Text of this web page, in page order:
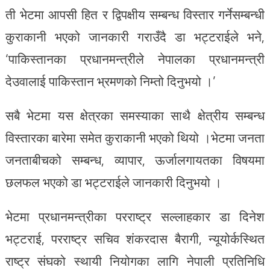
ती भेटमा आपसी हित र द्विपक्षीय सम्बन्ध विस्तार गर्नेसम्बन्धी
कुराकानी भएको जानकारी गराउँदै डा भट्टराईले भने,
‘पाकिस्तानका प्रधानमन्त्रीले नेपालका प्रधानमन्त्री
देउवालाई पाकिस्तान भ्रमणको निम्तो दिनुभयो ।’
सबै भेटमा यस क्षेत्रका समस्याका साथै क्षेत्रीय सम्बन्ध
विस्तारका बारेमा समेत कुराकानी भएको थियो ।भेटमा जनता
जनताबीचको सम्बन्ध, व्यापार, ऊर्जालगायतका विषयमा
छलफल भएको डा भट्टराईले जानकारी दिनुभयो ।
भेटमा प्रधानमन्त्रीका परराष्ट्र सल्लाहकार डा दिनेश
भट्टराई, परराष्ट्र सचिव शंकरदास बैरागी, न्यूयोर्कस्थित
राष्ट्र संघको स्थायी नियोगका लागि नेपाली प्रतिनिधि